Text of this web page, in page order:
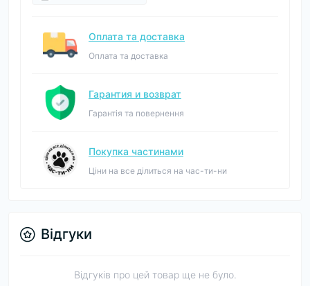
Оплата та доставка
Оплата та доставка
Гарантия и возврат
Гарантія та повернення
Покупка частинами
Ціни на все ділиться на час-ти-ни
Відгуки
Відгуків про цей товар ще не було.